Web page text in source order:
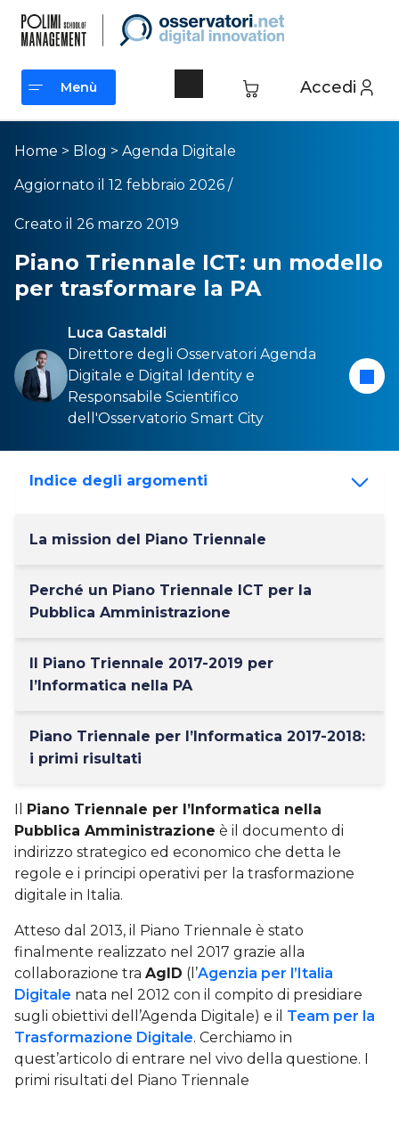
Accedi
Menù
Menù
Home > Blog > Agenda Digitale
Aggiornato il 12 febbraio 2026 /
Creato il 26 marzo 2019
Piano Triennale ICT: un modello
per trasformare la PA
Luca Gastaldi
Direttore degli Osservatori Agenda
Digital e e Digital Identity e
Responsabile Scientifico
dell'Osservatorio Smart City
Indice degli argomenti
La mission del Piano Triennale
Perché un Piano Triennale ICT per la
Pubblica Amministrazione
Il Piano Triennale 2017-2019 per
l’Informatica nella PA
Piano Triennale per l’Informatica 2017-2018:
i primi risultati
Il Piano Triennale per l’Informatica nella
Pubblica Amministrazione è il documento di
indirizzo strategico ed economico che detta le
regole e i principi operativi per la trasformazione
digitale in Italia.
Atteso dal 2013, il Piano Triennale è stato
finalmente realizzato nel 2017 grazie alla
collaborazione tra AgID (l’Agenzia per l’Italia
Digitale nata nel 2012 con il compito di presidiare
sugli obiettivi dell’Agenda Digitale) e il Team per la
Trasformazione Digitale. Cerchiamo in
quest’articolo di entrare nel vivo della questione. I
primi risultati del Piano Triennale